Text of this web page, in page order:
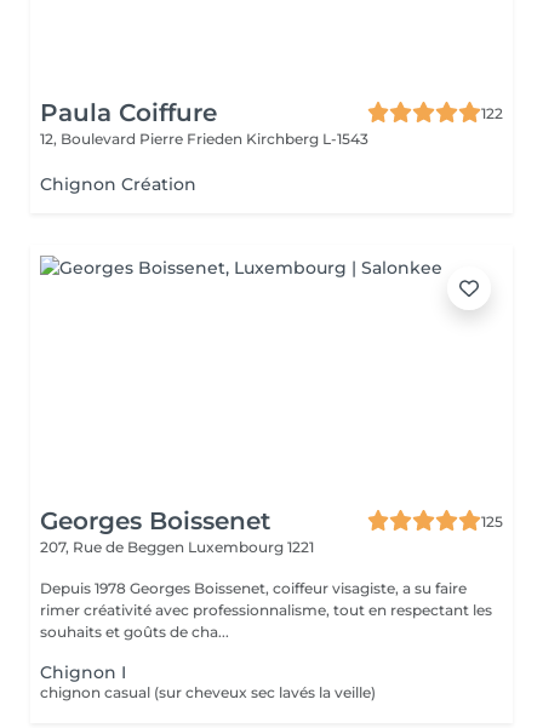
Paula Coiffure
122
12, Boulevard Pierre Frieden Kirchberg L-1543
Chignon Création
Georges Boissenet
125
207, Rue de Beggen Luxembourg 1221
Depuis 1978 Georges Boissenet, coiffeur visagiste, a su faire
rimer créativité avec professionnalisme, tout en respectant les
souhaits et goûts de cha...
Chignon I
chignon casual (sur cheveux sec lavés la veille)